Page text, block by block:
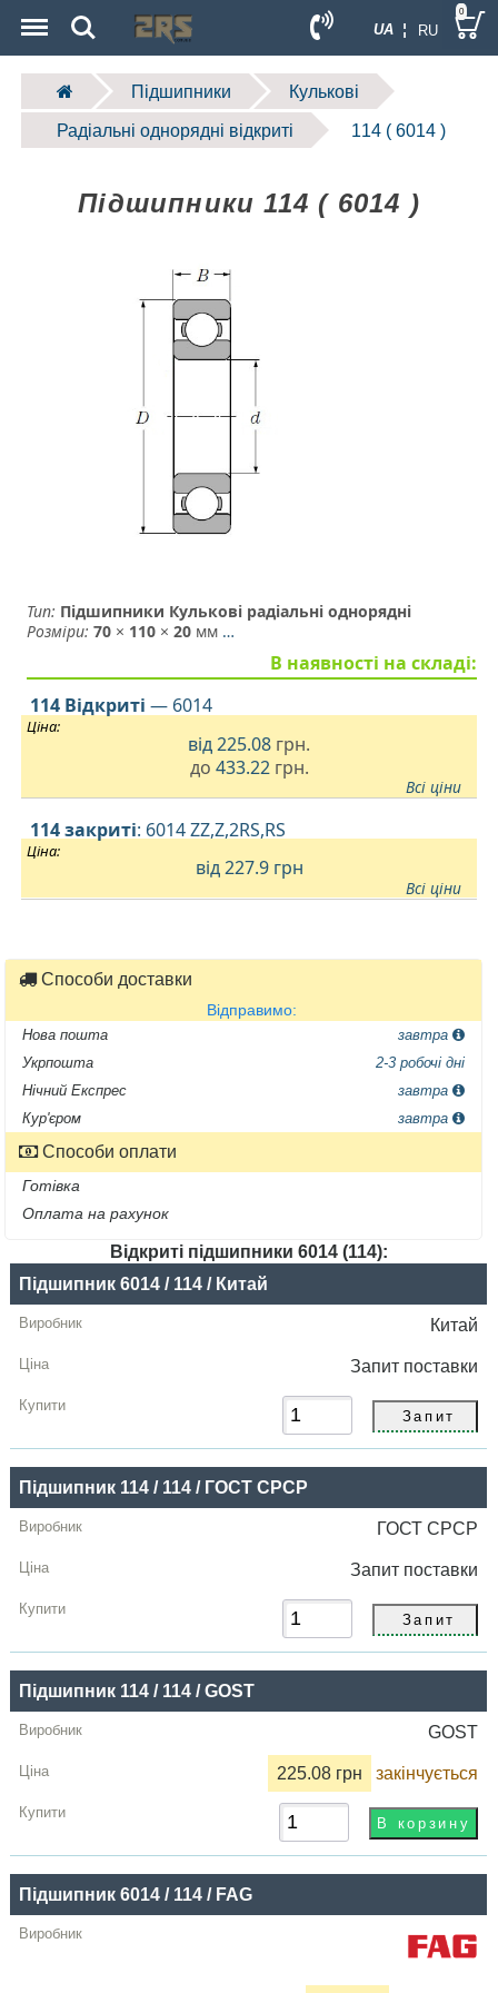
UA ¦ RU
Search 0
Підшипники Кулькові
Радіальні однорядні відкриті 114 ( 6014 )
Підшипники 114 ( 6014 )
Тип: Підшипники Кулькові радіальні однорядні
Розміри: 70 × 110 ×20 мм …
В наявності на складі:
114 Відкриті — 6014
Ціна:
від225.08 грн.
до 433.22 грн.
Всі ціни
114 закриті: 6014 ZZ,Z,2RS,RS
Ціна:
від 227.9грн
Всі ціни
Способи доставки
Відправимо:
Нова пошта
завтра
Укрпошта
2-3 робочі дні
Нічний Експрес
завтра
Кур'єром
завтра
Способи оплати
Готівка
Оплата на рахунок
Відкриті підшипники 6014 (114):
Назва
Виробник
Радіальний
грн
Купити
Підшипник 6014 / 114 / Китай
Китай
Запит поставки
Підшипник 114 / 114 / ГОСТ СРСР
ГОСТ СРСР
Запит поставки
Підшипник 114 / 114 / GOST
GOST
225.08 грн закінчується
Підшипник 6014 / 114 / FAG